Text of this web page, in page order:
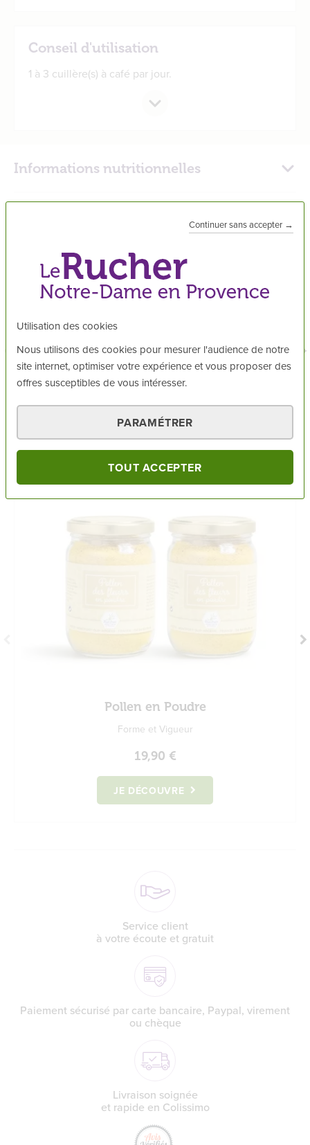
Continuer sans accepter →
Utilisation des cookies
Nous utilisons des cookies pour mesurer l'audience de notre
site internet, optimiser votre expérience et vous proposer des
offres susceptibles de vous intéresser.
PARAMÉTRER
TOUT ACCEPTER
Conseil d'utilisation
1 à 3 cuillère(s) à café par jour.
Informations nutritionnelles
Lipides
dont acides gras saturés
1,8 g
Glucides
dont sucres
Fibres alimentaires 12,1 g (60,5 % AJR)
6,1 mg (37,4 % AJR)
Vitamine B5 0,56 mg (9 % AJR)
LES AVIS POUR CE PRODUIT
Pollen en Poudre
Brigitte L.
Pollen en Poudre
Forme et Vigueur
19,90 €
JE DÉCOUVRE
Service client
à votre écoute et gratuit
Paiement sécurisé par carte bancaire, Paypal, virement
ou chèque
Livraison soignée
et rapide en Colissimo